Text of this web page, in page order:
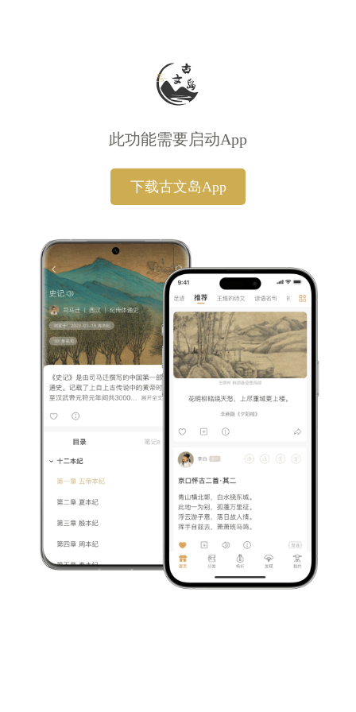
此功能需要启动App
下载古文岛App